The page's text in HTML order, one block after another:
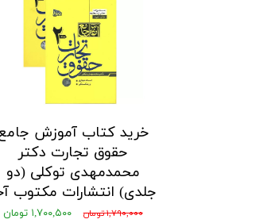
خرید کتاب آموزش
حقوق تجارت دکتر
محمدمهدی توکلی (دو
جلدی) انتشارات مکتوب
۱,۷۹۰,۰۰۰ تومان ۱,۷۰۰,۵۰۰ تومان